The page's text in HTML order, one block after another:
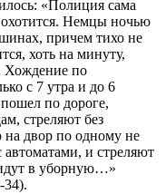
«Полиция сама
охотится. Немцы ночью
причем тихо не
хоть на минуту,
Хождение по
с 7 утра и до 6
по дороге,
стреляют без
двор по одному не
автоматами, и стреляют
в уборную…»